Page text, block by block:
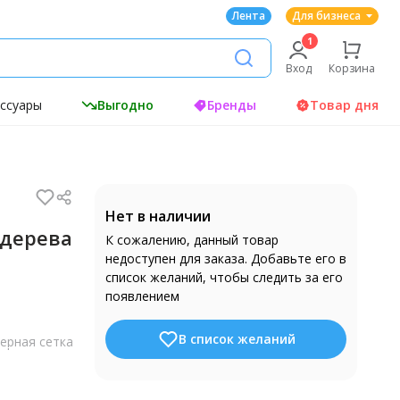
Лента Для бизнеса
Вход Корзина
Выгодно Бренды Товар дня
сетка
Нет в наличии
К сожалению, данный товар
недоступен для заказа. Добавьте его в
список желаний, чтобы следить за его
появлением
В список желаний